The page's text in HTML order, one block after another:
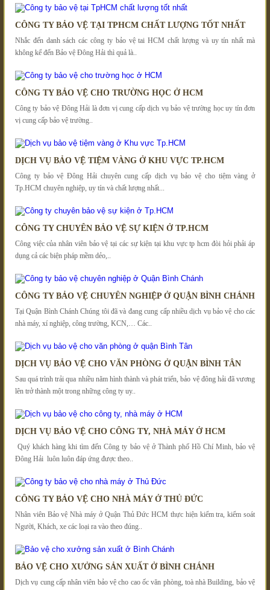
CÔNG TY BẢO VỆ TẠI TPHCM CHẤT LƯỢNG TỐT NHẤT
Nhắc đến danh sách các công ty bảo vệ tai HCM chất lượng và uy tín nhất mà
không kể đến Bảo vệ Đông Hải thì quả là..
CÔNG TY BẢO VỆ CHO TRƯỜNG HỌC Ở HCM
Công ty bảo vệ Đông Hải là đơn vị cung cấp dịch vụ bảo vệ trường học uy tín đơn
vị cung cấp bảo vệ trường..
DỊCH VỤ BẢO VỆ TIỆM VÀNG Ở KHU VỰC TP.HCM
Công ty bảo vệ Đông Hải chuyên cung cấp dịch vụ bảo vệ cho tiệm vàng ở
Tp.HCM chuyên nghiệp, uy tín và chất lượng nhất...
CÔNG TY CHUYÊN BẢO VỆ SỰ KIỆN Ở TP.HCM
Công việc của nhân viên bảo vệ tại các sự kiện tại khu vực tp hcm đòi hỏi phải áp
dụng cả các biện pháp mềm dẻo,..
CÔNG TY BẢO VỆ CHUYÊN NGHIỆP Ở QUẬN BÌNH CHÁNH
Tại Quận Bình Chánh Chúng tôi đã và đang cung cấp nhiều dịch vụ bảo vệ cho các
nhà máy, xí nghiệp, công trường, KCN,… Các..
DỊCH VỤ BẢO VỆ CHO VĂN PHÒNG Ở QUẬN BÌNH TÂN
Sau quá trình trải qua nhiều năm hình thành và phát triển, bảo vệ đông hải đã vương
lên trở thành một trong những công ty uy..
DỊCH VỤ BẢO VỆ CHO CÔNG TY, NHÀ MÁY Ở HCM
Quý khách hàng khi tìm đến Công ty bảo vệ ở Thành phố Hồ Chí Minh, bảo vệ
Đông Hải luôn luôn đáp ứng được theo..
CÔNG TY BẢO VỆ CHO NHÀ MÁY Ở THỦ ĐỨC
Nhân viên Bảo vệ Nhà máy ở Quận Thủ Đức HCM thực hiện kiểm tra, kiểm soát
Người, Khách, xe các loại ra vào theo đúng..
BẢO VỆ CHO XƯỞNG SẢN XUẤT Ở BÌNH CHÁNH
Dịch vụ cung cấp nhân viên bảo vệ cho cao ốc văn phòng, toà nhà Building, bảo vệ